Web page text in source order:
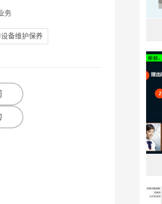
务
备维护保养